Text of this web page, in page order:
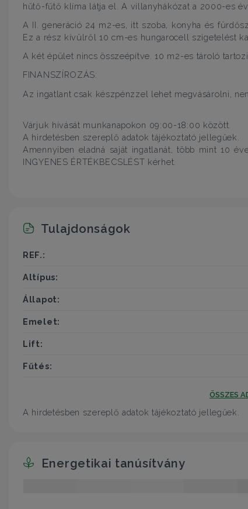
hűtő-fűtő klíma látja el. A villanyhákózat a 2000-es
A II. generáció 24 m2-es, itt szoba, konyha és
Ez a rész kívülről 10 cm-es hungarocell szigetelést
A két épület nincs összeépítve. 10 m2-es tároló
FINANSZÍROZÁS:
Az ingatlant csak készpénzzel lehet megvásárolni,
Várjuk hívását munkanapokon 09:00-18:00 között.
A hirdetésben szereplő adatok tájékoztató jellegűek.
Amennyiben eladná saját ingatlanát, több mint 10
INGYENES ÉRTÉKBECSLÉST kérhet.
Tulajdonságok
REF.:
Altípus:
Állapot:
Emelet:
Lift:
Fűtés:
ÖSSZES
A hirdetésben szereplő adatok tájékoztató jellegűek.
Energetikai tanúsítvány